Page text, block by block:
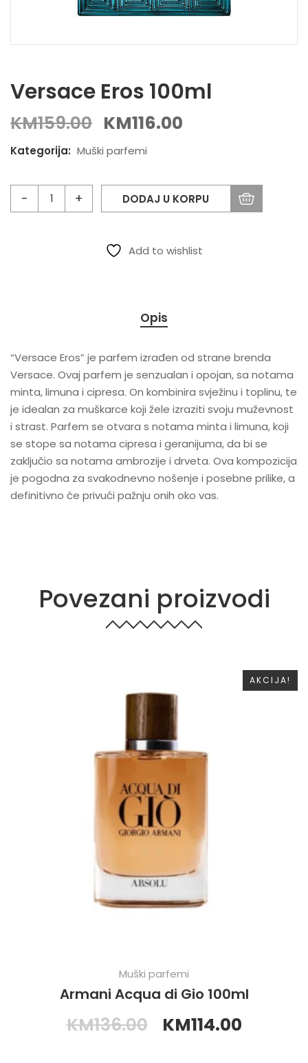
Versace Eros 100ml
KM159.00 KM116.00
Kategorija: Muški parfemi
DODAJ U KORPU
Add to wishlist
Opis
“Versace Eros” je parfem izrađen od strane brenda
Versace. Ovaj parfem je senzualan i opojan, sa notama
minta, limuna i cipresa. On kombinira svježinu i toplinu, te
je idealan za muškarce koji žele izraziti svoju muževnost
i strast. Parfem se otvara s notama minta i limuna, koji
se stope sa notama cipresa i geranijuma, da bi se
zaključio sa notama ambrozije i drveta. Ova kompozicija
je pogodna za svakodnevno nošenje i posebne prilike, a
definitivno će privući pažnju onih oko vas.
Povezani proizvodi
AKCIJA!
Muški parfemi
Armani Acqua di Gio 100ml
KM136.00 KM114.00